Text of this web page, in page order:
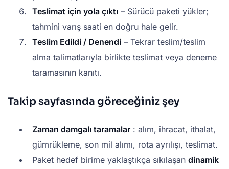
Teslimat için yola çıktı – Sürücü paketi yükler;
tahmini varış saati en doğru hale gelir.
Teslim Edildi / Denendi – Tekrar teslim/teslim
alma talimatlarıyla birlikte teslimat veya deneme
taramasının kanıtı.
Takip sayfasında göreceğiniz şey
Zaman damgalı taramalar : alım, ihracat, ithalat,
gümrükleme, son mil alımı, rota ayrılışı, teslimat.
Paket hedef birime yaklaştıkça sıkılaşan dinamik